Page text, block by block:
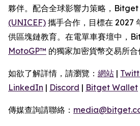
夥伴。配合全球影響力策略，Bitget
(UNICEF) 攜手合作，目標在 2027
供區塊鏈教育。在電單車賽壇中，
MotoGP™ 的獨家加密貨幣交易所合
如欲了解詳情，請瀏覽： 網站 |
LinkedIn | Discord | Bitget Wallet
傳媒查詢請聯絡：